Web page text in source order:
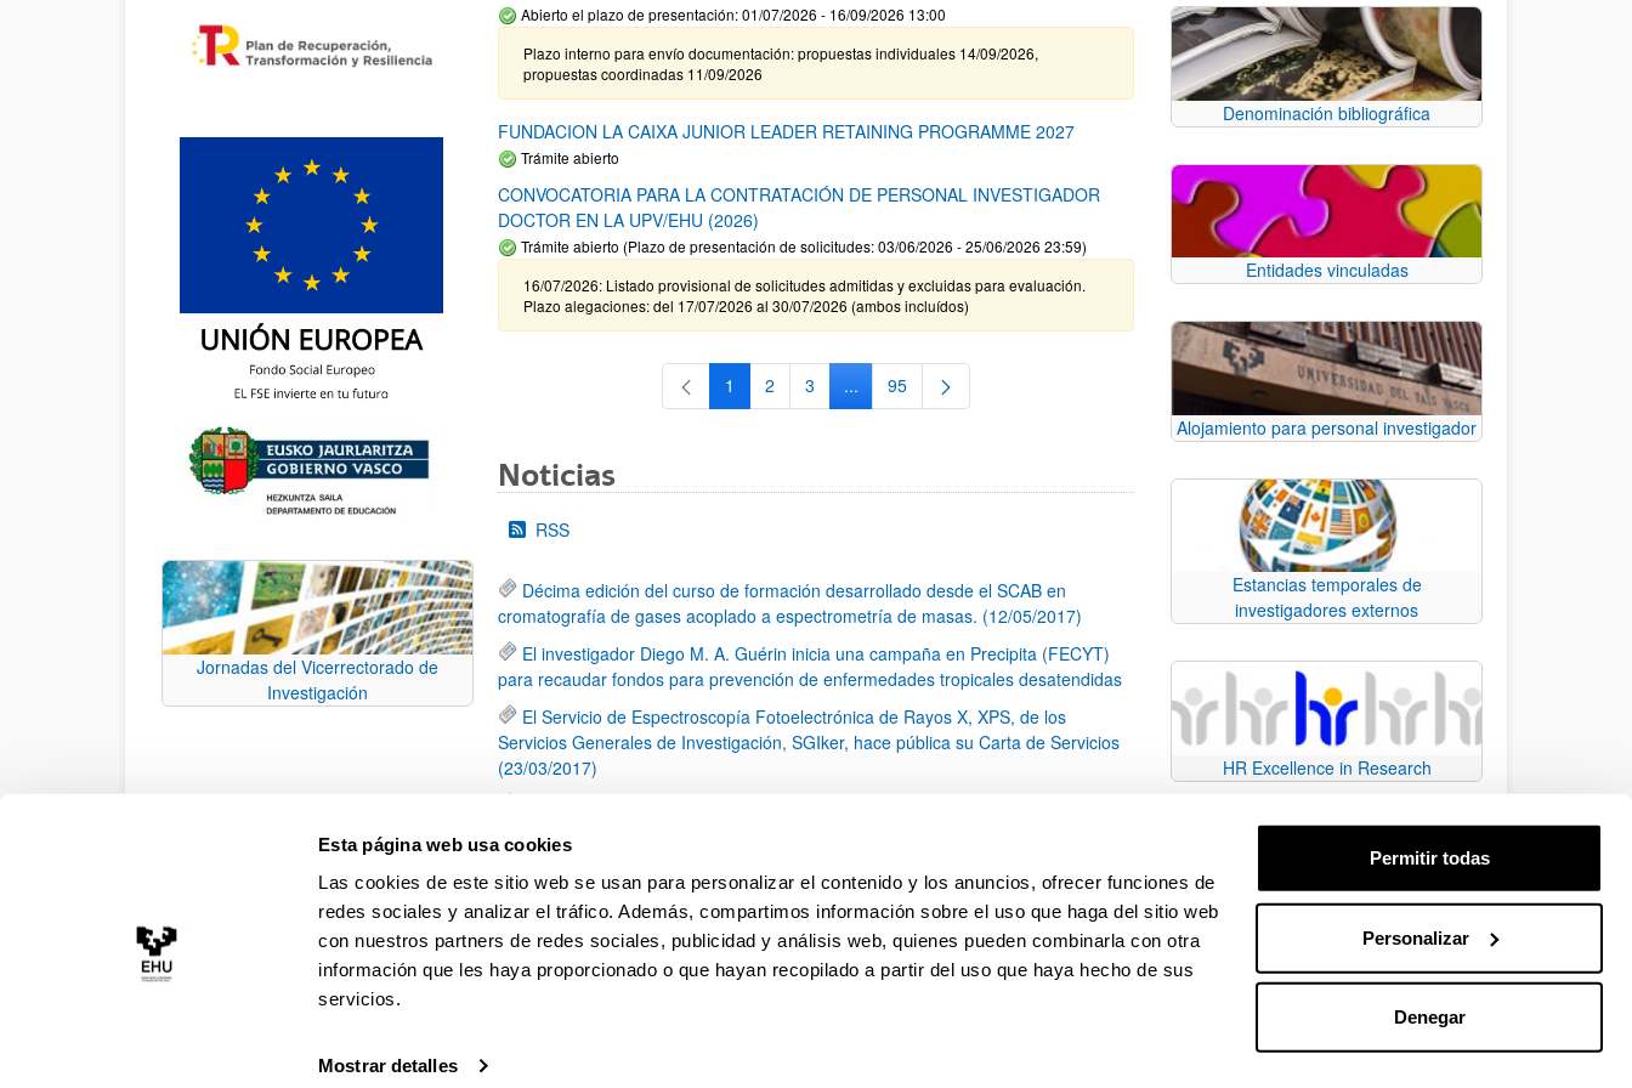
Esta página web usa cookies
Las cookies de este sitio web se usan para personalizar el contenido y los anuncios, ofrecer funciones de
redes sociales y analizar el tráfico. Además, compartimos información sobre el uso que haga del sitio web
con nuestros partners de redes sociales, publicidad y análisis web, quienes pueden combinarla con otra
información que les haya proporcionado o que hayan recopilado a partir del uso que haya hecho de sus
servicios.
Mostrar detalles
Permitir todas
Personalizar
Denegar
Jornadas del Vicerrectorado de
Investigación
Abierto el plazo de presentación: 01/07/2026 - 16/09/2026 13:00
Plazo interno para envío documentación: propuestas individuales 14/09/2026,
propuestas coordinadas 11/09/2026
FUNDACION LA CAIXA JUNIOR LEADER RETAINING PROGRAMME 2027
Trámite abierto
CONVOCATORIA PARA LA CONTRATACIÓN DE PERSONAL INVESTIGADOR
DOCTOR EN LA UPV/EHU (2026)
Trámite abierto (Plazo de presentación de solicitudes: 03/06/2026 - 25/06/2026 23:59)
16/07/2026: Listado provisional de solicitudes admitidas y excluidas para evaluación.
Plazo alegaciones: del 17/07/2026 al 30/07/2026 (ambos incluídos)
Página
1 Página
2 Página
3 ...Páginas intermedias Use TAB para desplazarse.
Página
95
Noticias
RSS
Décima edición del curso de formación desarrollado desde el SCAB en
cromatografía de gases acoplado a espectrometría de masas. (12/05/2017)
El investigador Diego M. A. Guérin inicia una campaña en Precipita (FECYT)
para recaudar fondos para prevención de enfermedades tropicales desatendidas
El Servicio de Espectroscopía Fotoelectrónica de Rayos X, XPS, de los
Servicios Generales de Investigación, SGIker, hace pública su Carta de Servicios
(23/03/2017)
(22/02/2017)
Página
1 ...Páginas intermedias Use TAB para desplazarse.
Página
18 Página
19 Página
20 ...Páginas intermedias Use TAB para desplazarse.
Página
79
Denominación bibliográfica
Entidades vinculadas
Alojamiento para personal investigador
Estancias temporales de
investigadores externos
HR Excellence in Research